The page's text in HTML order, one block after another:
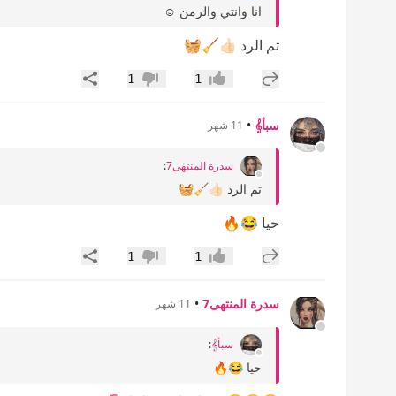
انا وانتي والزمن ☺️
تم الرد 👍🏻🧹🧺
إضافة رد جديد
إعجاب1 عدم إعجاب
1 مشاركة
سبأ𝄞 • 11 شهر
سدرة المنتهى7 :
تم الرد 👍🏻🧹🧺
حيا 😂🔥
إضافة رد جديد
إعجاب1 عدم إعجاب
1 مشاركة
سدرة المنتهى7 • 11 شهر
سبأ𝄞 :
حيا 😂🔥